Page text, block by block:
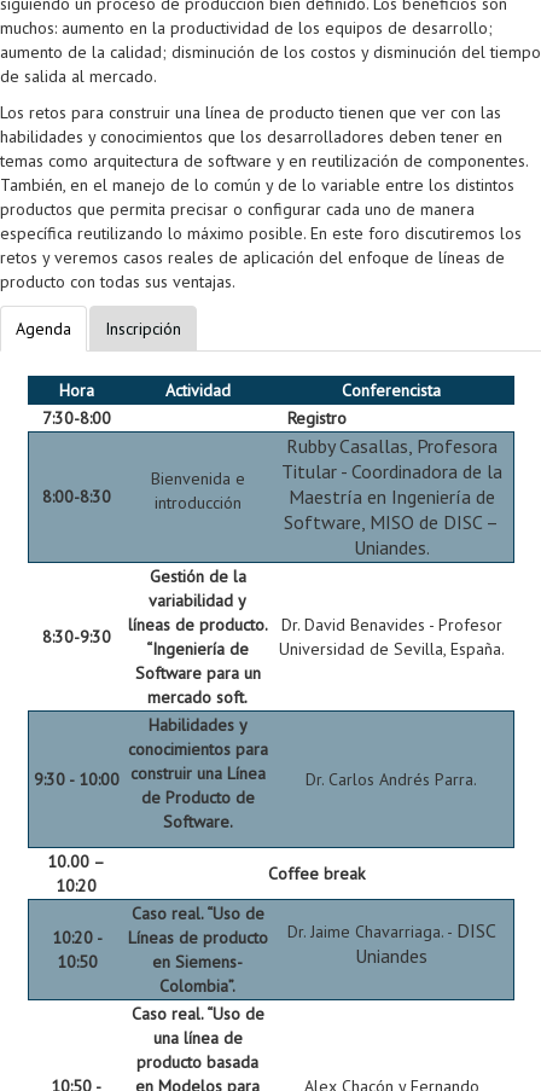
muchos: aumento en la productividad de los equipos de desarrollo;
aumento de la calidad; disminución de los costos y disminución del tiempo
de salida al mercado.
Los retos para construir una línea de producto tienen que ver con las
habilidades y conocimientos que los desarrolladores deben tener en
temas como arquitectura de software y en reutilización de componentes.
También, en el manejo de lo común y de lo variable entre los distintos
productos que permita precisar o configurar cada uno de manera
específica reutilizando lo máximo posible. En este foro discutiremos los
retos y veremos casos reales de aplicación del enfoque de líneas de
producto con todas sus ventajas.
Agenda Inscripción
Hora Actividad
Conferencista
7:30-8:00
Registro
8:00-8:30
Bienvenida e
introducción
Rubby Casallas, Profesora
Titular - Coordinadora de la
Maestría en Ingeniería de
Software, MISO de DISC –
Uniandes.
8:30-9:30
Gestión de la
variabilidad y
líneas de producto.
“Ingeniería de
Software para un
mercado soft.
Dr. David Benavides - Profesor
Universidad de Sevilla, España.
9:30 - 10:00
Habilidades y
conocimientos para
construir una Línea
de Producto de
Software.
Dr. Carlos Andrés Parra.
10.00 –
10:20
Coffee break
10:20 -
10:50
Caso real. “Uso de
Líneas de producto
en Siemens-
Colombia”.
Dr. Jaime Chavarriaga. - DISC
Uniandes
10:50 -
Caso real. “Uso de
una línea de
producto basada
en Modelos para
Alex Chacón y Fernando
Proyecto de grado
Reingreso
Reintegro
Retiro voluntario
Transferencia
Tarifas
Grado